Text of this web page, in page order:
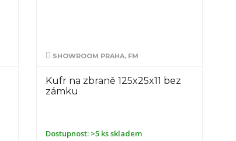
SHOWROOM PRAHA, FM
Kufr na zbraně 125x25x11 bez
zámku
Dostupnost: >5 ks skladem